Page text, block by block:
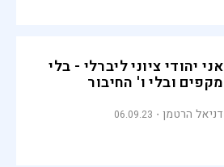
אני יהודי ציוני ליברלי - בלי
מקפים ובלי ו' החיבור
דניאל הרטמן 06.09.23